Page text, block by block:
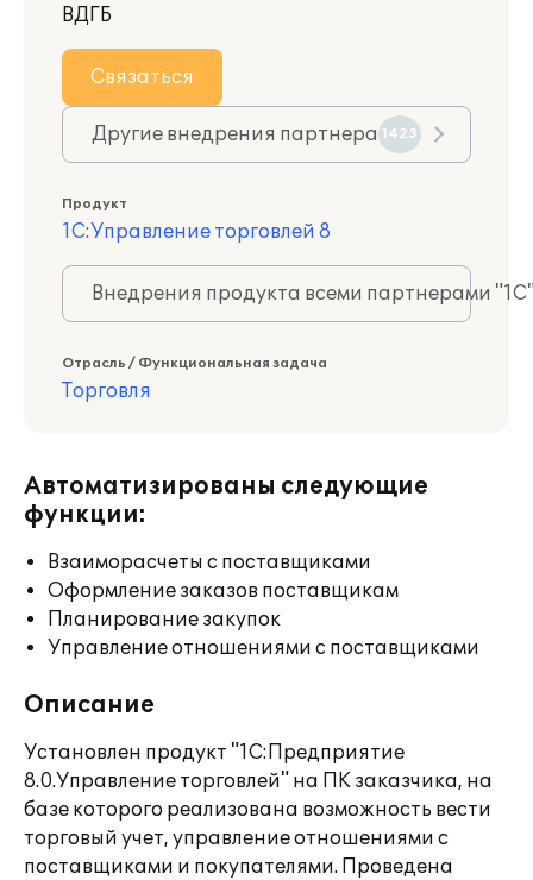
ВДГБ
Связаться
Другие внедрения партнера 1423
Продукт
1С:Управление торговлей 8
Внедрения продукта всеми партнерами
Отрасль / Функциональная задача
Торговля
Автоматизированы следующие
функции:
Взаиморасчеты с поставщиками
Оформление заказов поставщикам
Планирование закупок
Управление отношениями с поставщиками
Описание
Установлен продукт "1С:Предприятие
8.0.Управление торговлей" на ПК заказчика, на
базе которого реализована возможность вести
торговый учет, управление отношениями с
поставщиками и покупателями. Проведена